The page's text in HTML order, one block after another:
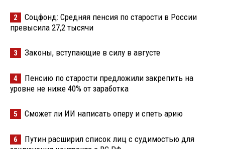
2
Соцфонд: Средняя пенсия по старости в России
превысила 27,2 тысячи
3 Законы, вступающие в силу в августе
4
Пенсию по старости предложили закрепить на
уровне не ниже 40% от заработка
5 Сможет ли ИИ написать оперу и спеть арию
6
Путин расширил список лиц с судимостью для